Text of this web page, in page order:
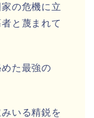
の危機に立
と蔑まれて
た最強の
いる精鋭を